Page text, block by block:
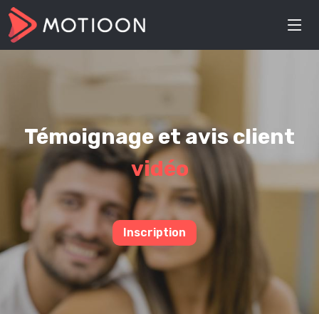
Témoignage et avis client
vidéo
Inscription